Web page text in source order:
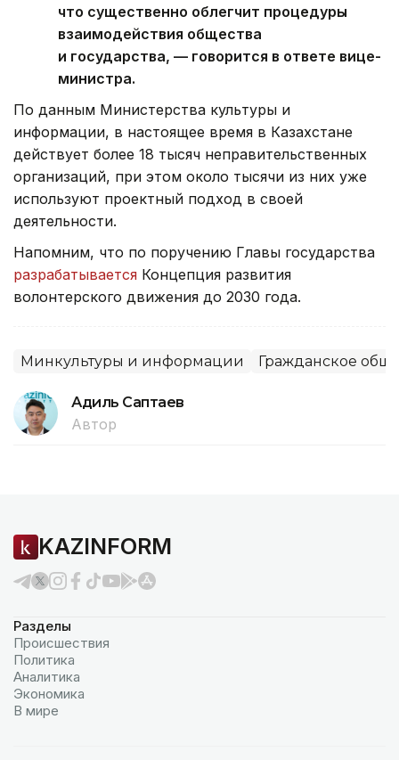
что существенно облегчит процедуры
взаимодействия общества
и государства, — говорится в ответе вице-
министра.
По данным Министерства культуры и
информации, в настоящее время в Казахстане
действует более 18 тысяч неправительственных
организаций, при этом около тысячи из них уже
используют проектный подход в своей
деятельности.
Напомним, что по поручению Главы государства
разрабатывается Концепция развития
волонтерского движения до 2030 года.
Минкультуры и информации Гражданское
Адиль Саптаев
Автор
KAZINFORM
Разделы
Происшествия
Политика
Аналитика
Экономика
В мире